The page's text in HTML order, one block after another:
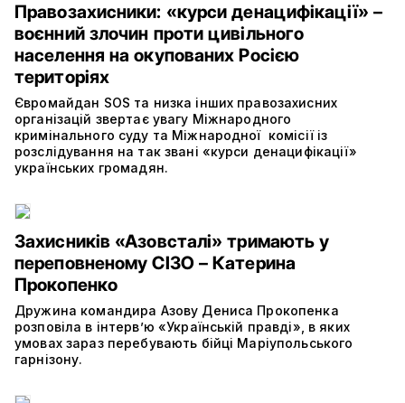
Правозахисники: «курси денацифікації» –
воєнний злочин проти цивільного
населення на окупованих Росією
територіях
Євромайдан SOS та низка інших правозахисних
організацій звертає увагу Міжнародного
кримінального суду та Міжнародної комісії із
розслідування на так звані «курси денацифікації»
українських громадян.
Захисників «Азовсталі» тримають у
переповненому СІЗО – Катерина
Прокопенко
Дружина командира Азову Дениса Прокопенка
розповіла в інтерв’ю «Українській правді», в яких
умовах зараз перебувають бійці Маріупольського
гарнізону.